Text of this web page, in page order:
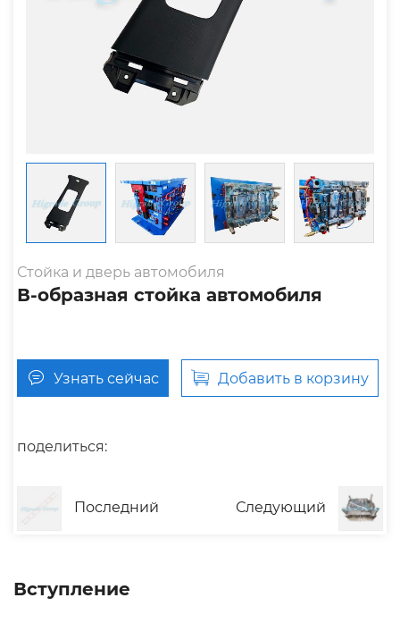
Стойка и дверь автомобиля
В-образная стойка автомобиля
Узнать сейчас Добавить в корзину
поделиться:
Последний Следующий
Вступление